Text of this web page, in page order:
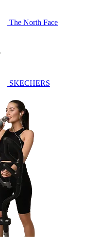
The North Face
SKECHERS